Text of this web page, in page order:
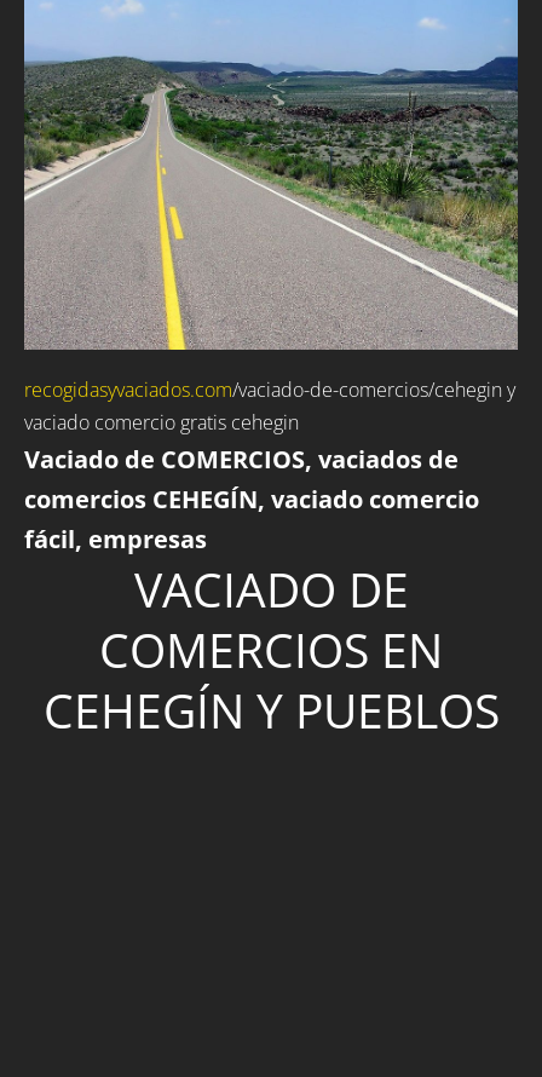
recogidasyvaciados.com/vaciado-de-comercios/cehegin y
vaciado comercio gratis cehegin
Vaciado de COMERCIOS, vaciados de
comercios CEHEGÍN, vaciado comercio
fácil, empresas
VACIADO DE
COMERCIOS EN
CEHEGÍN Y PUEBLOS